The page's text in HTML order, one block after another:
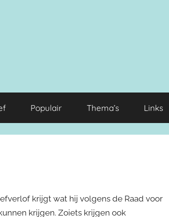
Populair Thema’s Links
krijgt wat hij volgens de Raad voor
krijgen. Zoiets krijgen ook